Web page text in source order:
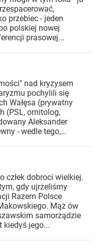
przebiec - jeden
polskiej nowej
prasowej...
nad kryzysem
pochylili się
Wałęsa (prywatny
(PSL, ornitolog,
Aleksander
- wedle tego,...
człek dobroci wielkiej.
gdy ujrzeliśmy
Razem Polsce
Mąż ów
samorządzie
kiedyś jego...